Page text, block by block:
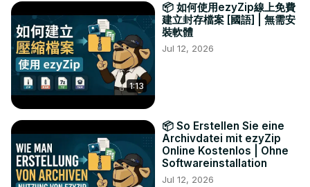
1:13
📦 如何使用ezyZip線上免費
建立封存檔案 [國語] | 無需安
裝軟體
Jul 12, 2026
📦 So Erstellen Sie eine
Archivdatei mit ezyZip
Online Kostenlos | Ohne
Softwareinstallation
Jul 12, 2026